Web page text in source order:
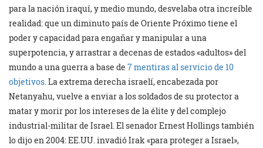
para la nación iraquí, y medio mundo, desvelaba otra increíble
realidad: que un diminuto país de Oriente Próximo tiene el
poder y capacidad para engañar y manipular a una
superpotencia, y arrastrar a decenas de estados «adultos» del
mundo a una guerra a base de 7 mentiras al servicio de 10
objetivos. La extrema derecha israelí, encabezada por
Netanyahu, vuelve a enviar a los soldados de su protector a
matar y morir por los intereses de la élite y del complejo
industrial-militar de Israel. El senador Ernest Hollings también
lo dijo en 2004: EE.UU. invadió Irak «para proteger a Israel»,